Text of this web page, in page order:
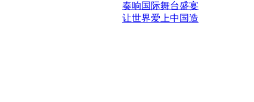
奏响国际舞台盛宴
让世界爱上中国造